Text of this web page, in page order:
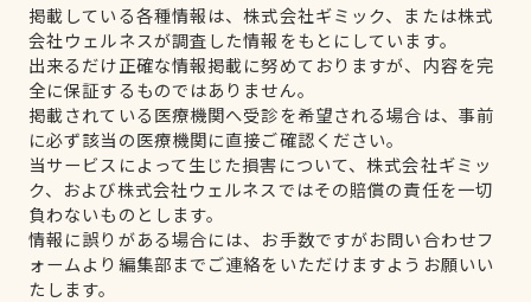
掲載している各種情報は、株式会社ギミック、または株式
会社ウェルネスが調査した情報をもとにしています。
出来るだけ正確な情報掲載に努めておりますが、内容を完
全に保証するものではありません。
掲載されている医療機関へ受診を希望される場合は、事前
に必ず該当の医療機関に直接ご確認ください。
当サービスによって生じた損害について、株式会社ギミッ
ク、および株式会社ウェルネスではその賠償の責任を一切
負わないものとします。
情報に誤りがある場合には、お手数ですがお問い合わせフ
ォームより編集部までご連絡をいただけますようお願いい
たします。